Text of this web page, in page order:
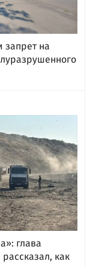
запрет на
глава
как